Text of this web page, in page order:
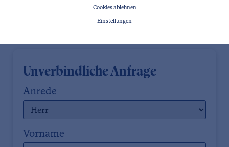
Unverbindliche Anfrage
Anrede
Vorname
Cookies ablehnen
Einstellungen